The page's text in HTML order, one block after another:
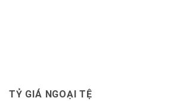
TỶ GIÁ NGOẠI TỆ